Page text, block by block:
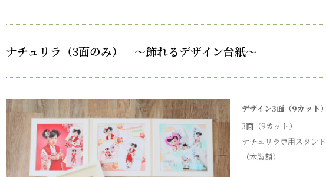
ナチュリラ（3面のみ） ～飾れるデザイン台紙～
デザイン3面（9カット）
3面（9カット）
ナチュリラ専用スタンド
（木製額）